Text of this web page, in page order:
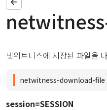
넷위트니스에 저장된 파일을
netwitness-download-file
session=SESSION